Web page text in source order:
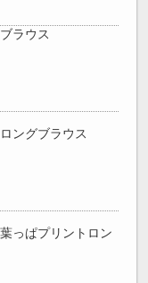
ラウス
ングブラウス
っぱプリントロン